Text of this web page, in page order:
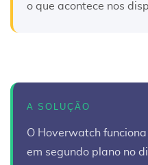
o que acontece nos
A SOLUÇÃO
O Hoverwatch
em segundo plano no